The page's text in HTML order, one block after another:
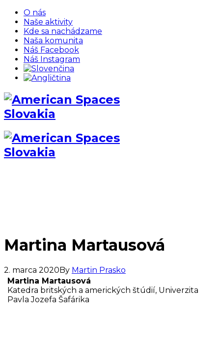
O nás
Naše aktivity
Kde sa nachádzame
Naša komunita
Náš Facebook
Náš Instagram
Martina Martausová
2. marca 2020By Martin Prasko
Martina Martausová
Katedra britských a amerických štúdií, Univerzita
Pavla Jozefa Šafárika